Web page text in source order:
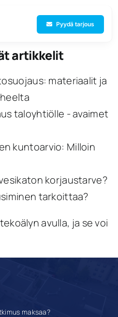
Pyydä tarjous
artikkelit
materiaalit ja
taloyhtiölle - avaimet
kuntoarvio: Milloin
korjaustarve?
tarkoittaa?
avulla, ja se voi
maksaa?